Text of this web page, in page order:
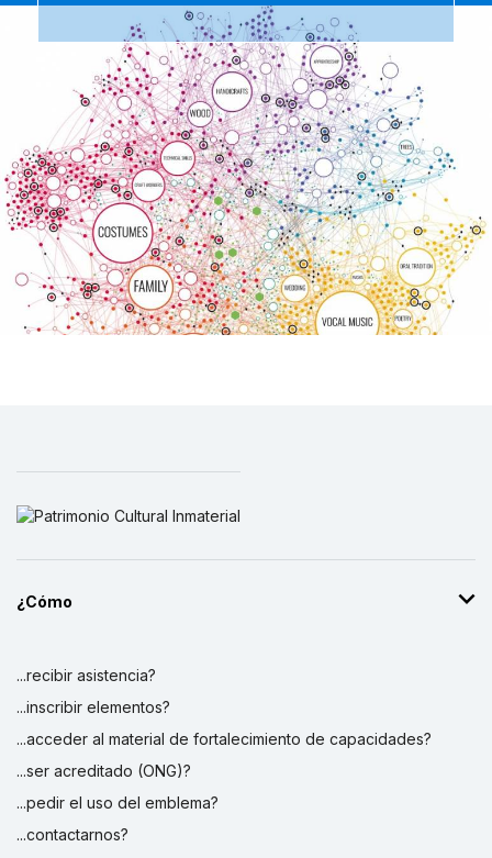
¿Cómo
...recibir asistencia?
...inscribir elementos?
...acceder al material de fortalecimiento de capacidades?
...ser acreditado (ONG)?
...pedir el uso del emblema?
...contactarnos?